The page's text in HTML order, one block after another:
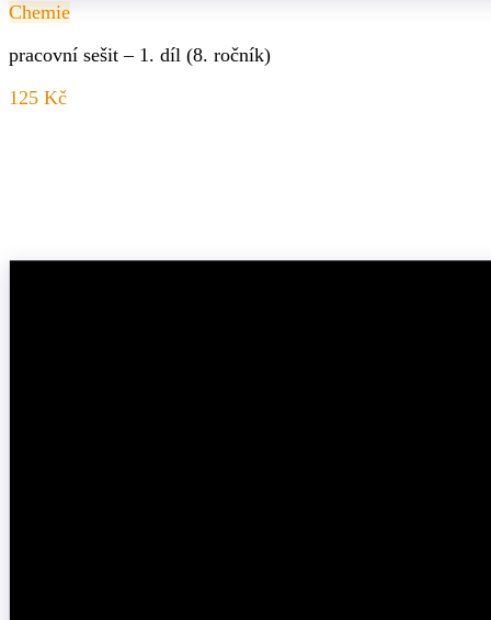
Chemie
pracovní sešit – 1. díl (8. ročník)
125 Kč